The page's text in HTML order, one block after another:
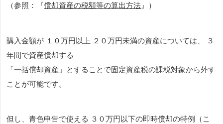
（参照：『償却資産の税額等の算出方法 』）
購入金額が １０万円以上 ２０万円未満の資産については、 ３
年間で資産償却する
「一括償却資産」とすることで固定資産税の課税対象から外す
ことが可能です。
但し、青色申告で使える ３０万円以下の即時償却の特例（こ